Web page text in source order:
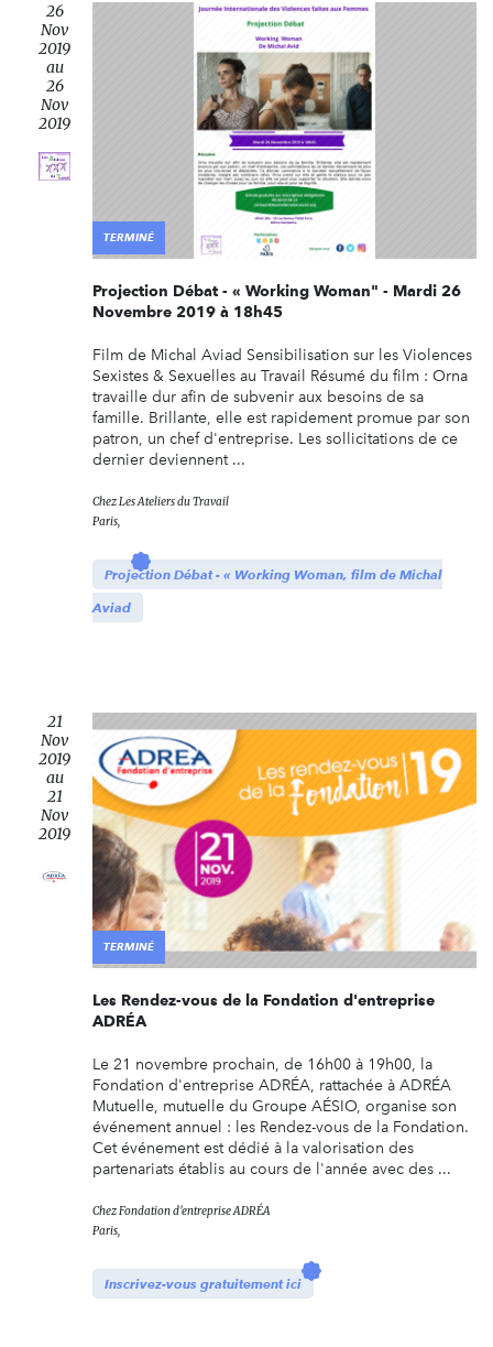
26
Nov
2019
au
26
Nov
2019
TERMINÉ
Projection Débat - « Working Woman" - Mardi 26
Novembre 2019 à 18h45
Film de Michal Aviad Sensibilisation sur les Violences
Sexistes & Sexuelles au Travail Résumé du film : Orna
travaille dur afin de subvenir aux besoins de sa
famille. Brillante, elle est rapidement promue par son
patron, un chef d'entreprise. Les sollicitations de ce
dernier deviennent ...
ChezLes Ateliers du Travail
Paris,
Projection Débat - « Working Woman, film de Michal
Aviad
21
Nov
2019
au
21
Nov
2019
TERMINÉ
Les Rendez-vous de la Fondation d'entreprise
ADRÉA
Le 21 novembre prochain, de 16h00 à 19h00, la
Fondation d'entreprise ADRÉA, rattachée à ADRÉA
Mutuelle, mutuelle du Groupe AÉSIO, organise son
événement annuel : les Rendez-vous de la Fondation.
Cet événement est dédié à la valorisation des
partenariats établis au cours de l'année avec des ...
ChezFondation d'entreprise ADRÉA
Paris,
Inscrivez-vous gratuitement ici